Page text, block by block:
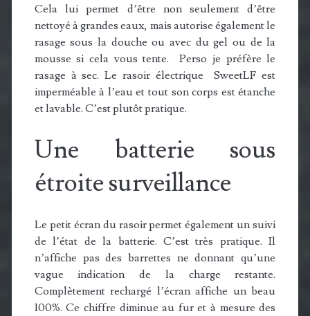
Cela lui permet d’être non seulement d’être
nettoyé à grandes eaux, mais autorise également le
rasage sous la douche ou avec du gel ou de la
mousse si cela vous tente. Perso je préfère le
rasage à sec. Le rasoir électrique SweetLF est
imperméable à l’eau et tout son corps est étanche
et lavable. C’est plutôt pratique.
Une batterie sous
étroite surveillance
Le petit écran du rasoir permet également un suivi
de l’état de la batterie. C’est très pratique. Il
n’affiche pas des barrettes ne donnant qu’une
vague indication de la charge restante.
Complètement rechargé l’écran affiche un beau
100%. Ce chiffre diminue au fur et à mesure des